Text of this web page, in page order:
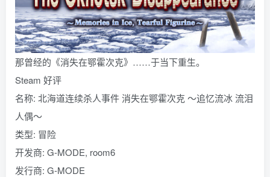
那曾经的《消失在鄂霍次克》……于当下重生。
Steam 好评
名称: 北海道连续杀人事件 消失在鄂霍次克 ～追忆流冰 流泪
人偶～
类型: 冒险
开发商: G-MODE, room6
发行商: G-MODE